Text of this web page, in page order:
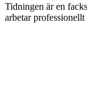
Tidningen är en
arbetar